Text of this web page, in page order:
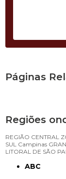
Páginas
Regiões
REGIÃO CENTRAL
SUL Campinas
LITORAL DE SÃO
ABC